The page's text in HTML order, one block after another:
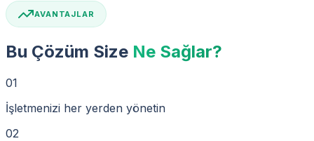
AVANTAJLAR
Bu Çözüm Size Ne Sağlar?
01
İşletmenizi her yerden yönetin
02